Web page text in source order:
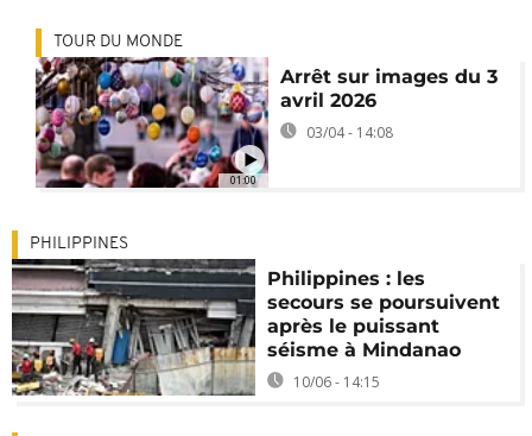
01:00
TOUR DU MONDE
Arrêt sur images du 3
avril 2026
03/04 - 14:08
PHILIPPINES
Philippines : les
secours se poursuivent
après le puissant
séisme à Mindanao
10/06 - 14:15